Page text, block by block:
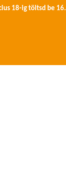
18-ig töltsd be 16.